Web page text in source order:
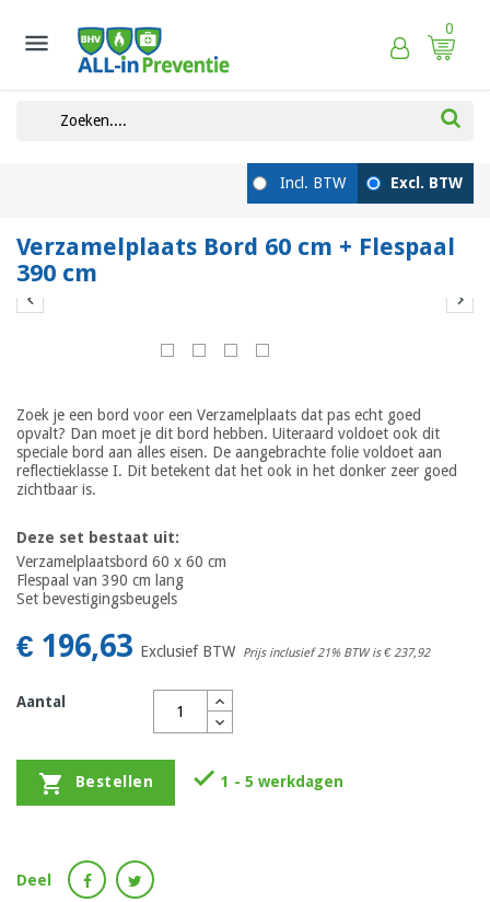
 0
Verzamelplaats Bord 60 cm + Flespaal
390 cm
 
Zoek je een bord voor een Verzamelplaats dat pas echt goed
opvalt? Dan moet je dit bord hebben. Uiteraard voldoet ook dit
speciale bord aan alles eisen. De aangebrachte folie voldoet aan
reflectieklasse I. Dit betekent dat het ook in het donker zeer goed
zichtbaar is.
Deze set bestaat uit:
Verzamelplaatsbord 60 x 60 cm
Flespaal van 390 cm lang
Set bevestigingsbeugels
€ 196,63 Exclusief BTW Prijs inclusief 21% BTW is€ 237,92
Aantal
 Bestellen  1 - 5 werkdagen
Deel